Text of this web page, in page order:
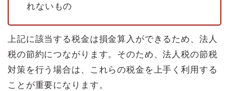
れないもの
上記に該当する税金は損金算入ができるため、法人
税の節約につながります。そのため、法人税の節税
対策を行う場合は、これらの税金を上手く利用する
ことが重要になります。